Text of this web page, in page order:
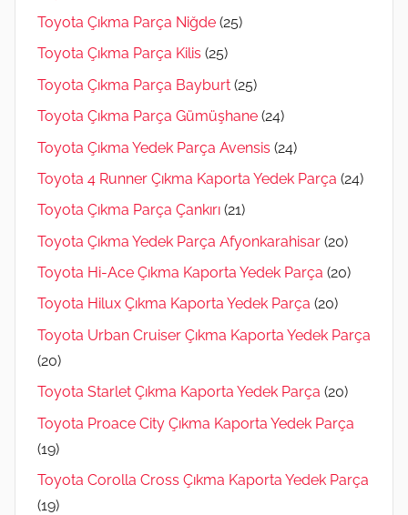
Toyota Çıkma Parça Niğde (25)
Toyota Çıkma Parça Kilis (25)
Toyota Çıkma Parça Bayburt (25)
Toyota Çıkma Parça Gümüşhane (24)
Toyota Çıkma Yedek Parça Avensis (24)
Toyota 4 Runner Çıkma Kaporta Yedek Parça (24)
Toyota Çıkma Parça Çankırı (21)
Toyota Çıkma Yedek Parça Afyonkarahisar (20)
Toyota Hi-Ace Çıkma Kaporta Yedek Parça (20)
Toyota Hilux Çıkma Kaporta Yedek Parça (20)
Toyota Urban Cruiser Çıkma Kaporta Yedek Parça
(20)
Toyota Starlet Çıkma Kaporta Yedek Parça (20)
Toyota Proace City Çıkma Kaporta Yedek Parça
(19)
Toyota Corolla Cross Çıkma Kaporta Yedek Parça
(19)